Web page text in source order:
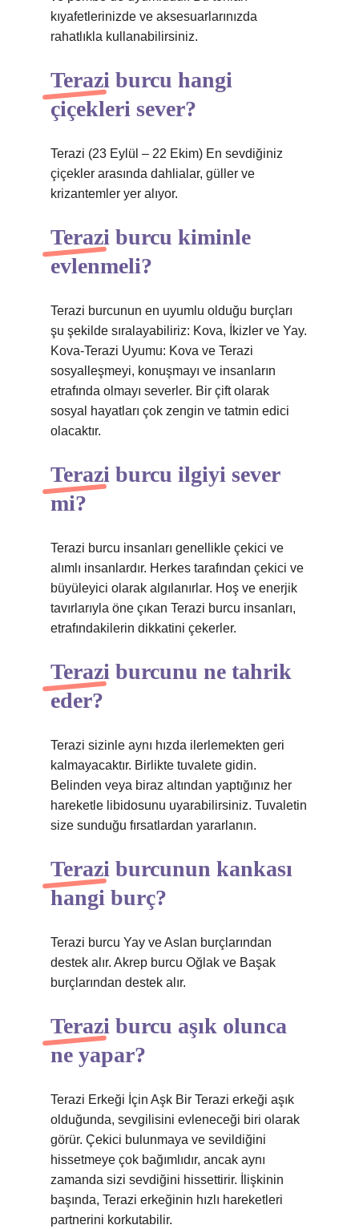
kıyafetlerinizde ve aksesuarlarınızda
rahatlıkla kullanabilirsiniz.
Terazi burcu hangi
çiçekleri sever?
Terazi (23 Eylül – 22 Ekim) En sevdiğiniz
çiçekler arasında dahlialar, güller ve
krizantemler yer alıyor.
Terazi burcu kiminle
evlenmeli?
Terazi burcunun en uyumlu olduğu burçları
şu şekilde sıralayabiliriz: Kova, İkizler ve Yay.
Kova-Terazi Uyumu: Kova ve Terazi
sosyalleşmeyi, konuşmayı ve insanların
etrafında olmayı severler. Bir çift olarak
sosyal hayatları çok zengin ve tatmin edici
olacaktır.
Terazi burcu ilgiyi sever
mi?
Terazi burcu insanları genellikle çekici ve
alımlı insanlardır. Herkes tarafından çekici ve
büyüleyici olarak algılanırlar. Hoş ve enerjik
tavırlarıyla öne çıkan Terazi burcu insanları,
etrafındakilerin dikkatini çekerler.
Terazi burcunu ne tahrik
eder?
Terazi sizinle aynı hızda ilerlemekten geri
kalmayacaktır. Birlikte tuvalete gidin.
Belinden veya biraz altından yaptığınız her
hareketle libidosunu uyarabilirsiniz. Tuvaletin
size sunduğu fırsatlardan yararlanın.
Terazi burcunun kankası
hangi burç?
Terazi burcu Yay ve Aslan burçlarından
destek alır. Akrep burcu Oğlak ve Başak
burçlarından destek alır.
Terazi burcu aşık olunca
ne yapar?
Terazi Erkeği İçin Aşk Bir Terazi erkeği aşık
olduğunda, sevgilisini evleneceği biri olarak
görür. Çekici bulunmaya ve sevildiğini
hissetmeye çok bağımlıdır, ancak aynı
zamanda sizi sevdiğini hissettirir. İlişkinin
başında, Terazi erkeğinin hızlı hareketleri
partnerini korkutabilir.